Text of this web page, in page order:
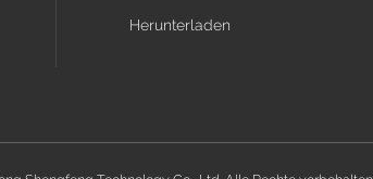
Herunterladen